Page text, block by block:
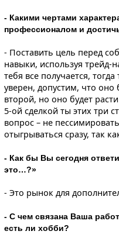
- Какими чертами
профессионалом и
- Поставить цель перед
навыки, используя трейд-
тебя все получается,
уверен, допустим, что оно
второй, но оно будет
5-ой сделкой ты этих три
вопрос – не
отыгрываться сразу, так
- Как бы Вы сегодня
это…?»
- Это рынок для
- С чем связана Ваша
есть ли хобби?